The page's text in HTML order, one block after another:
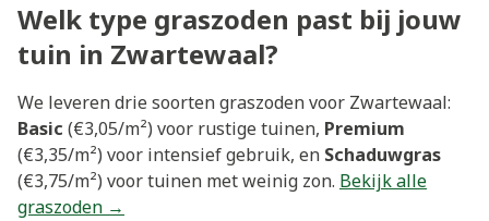
Welk type graszoden past bij jouw
tuin in Zwartewaal?
We leveren drie soorten graszoden voor Zwartewaal:
Basic (€3,05/m²) voor rustige tuinen, Premium
(€3,35/m²) voor intensief gebruik, en Schaduwgras
(€3,75/m²) voor tuinen met weinig zon. Bekijk alle
graszoden →